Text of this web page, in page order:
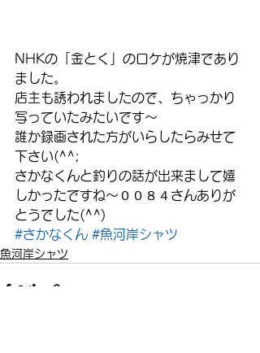
NHKの「金とく」のロケが焼津であり
ました。
店主も誘われましたので、ちゃっかり
写っていたみたいです～
誰か録画された方がいらしたらみせて
下さい(^^;
さかなくんと釣りの話が出来まして嬉
しかったですね～００８４さんありが
とうでした(^^)
#さかなくん #魚河岸シャツ
魚河岸シャツ